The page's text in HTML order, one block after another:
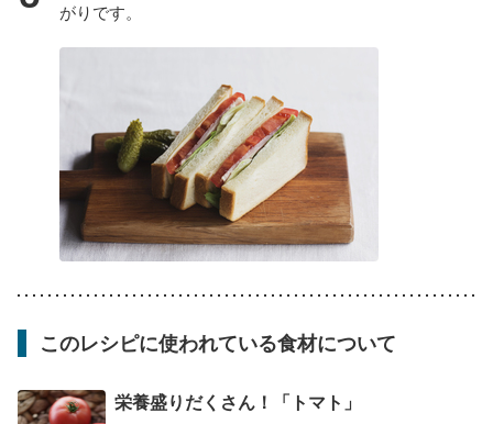
がりです。
このレシピに使われている食材について
栄養盛りだくさん！「トマト」